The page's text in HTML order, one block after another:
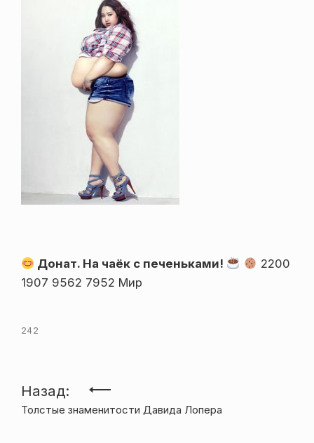
Донат. На чаёк с печеньками!
2200
1907 9562 7952 Мир
242
Навигация
по
Назад:
Толстые знаменитости Давида Лопера